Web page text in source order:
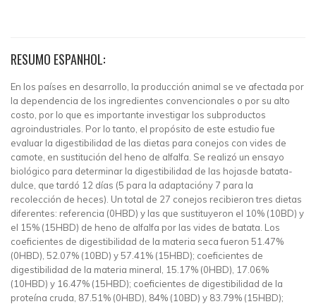
RESUMO ESPANHOL:
En los países en desarrollo, la producción animal se ve afectada por
la dependencia de los ingredientes convencionales o por su alto
costo, por lo que es importante investigar los subproductos
agroindustriales. Por lo tanto, el propósito de este estudio fue
evaluar la digestibilidad de las dietas para conejos con vides de
camote, en sustitución del heno de alfalfa. Se realizó un ensayo
biológico para determinar la digestibilidad de las hojasde batata-
dulce, que tardó 12 días (5 para la adaptacióny 7 para la
recolección de heces). Un total de 27 conejos recibieron tres dietas
diferentes: referencia (0HBD) y las que sustituyeron el 10% (10BD) y
el 15% (15HBD) de heno de alfalfa por las vides de batata. Los
coeficientes de digestibilidad de la materia seca fueron 51.47%
(0HBD), 52.07% (10BD) y 57.41% (15HBD); coeficientes de
digestibilidad de la materia mineral, 15.17% (0HBD), 17.06%
(10HBD) y 16.47% (15HBD); coeficientes de digestibilidad de la
proteína cruda, 87.51% (0HBD), 84% (10BD) y 83.79% (15HBD);